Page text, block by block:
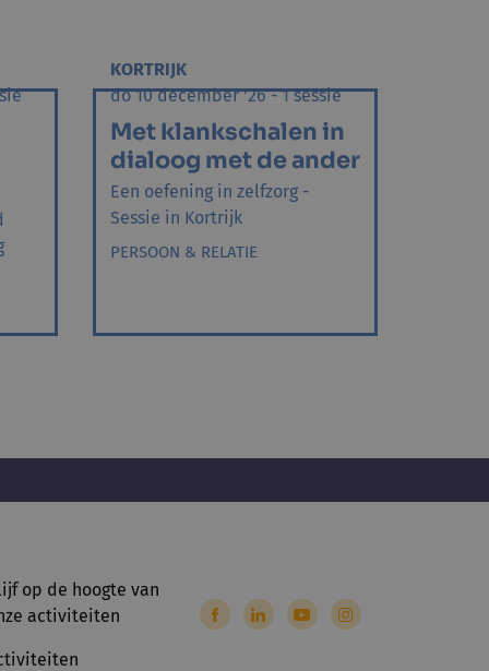
KORTRIJK
do 10 december '26 - 1 sessie
Met klankschalen in
dialoog met de ander
Een oefening in zelfzorg -
Sessie in Kortrijk
PERSOON & RELATIE
op de hoogte van
activiteiten